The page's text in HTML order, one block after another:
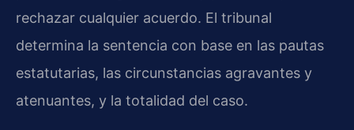
rechazar cualquier acuerdo. El tribunal
determina la sentencia con base en las pautas
estatutarias, las circunstancias agravantes y
atenuantes, y la totalidad del caso.